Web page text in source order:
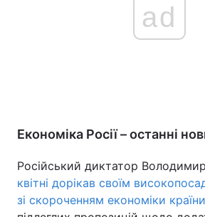
ad
Економіка Росії – останні
Російський диктатор Володимир
квітні дорікав своїм
зі скороченням економіки країни